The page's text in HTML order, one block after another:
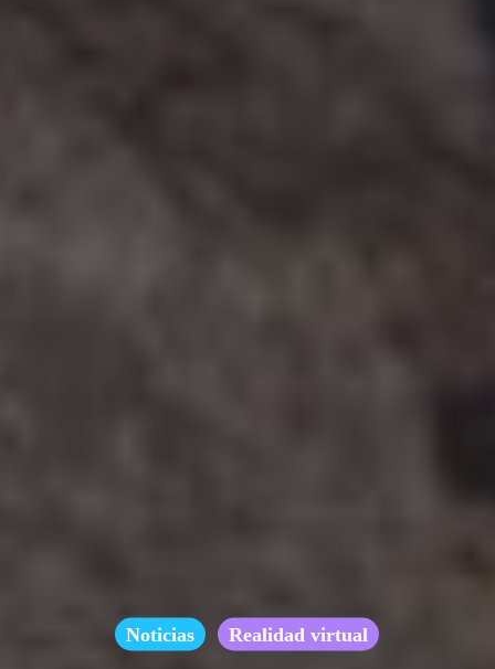
Noticias Realidad virtual